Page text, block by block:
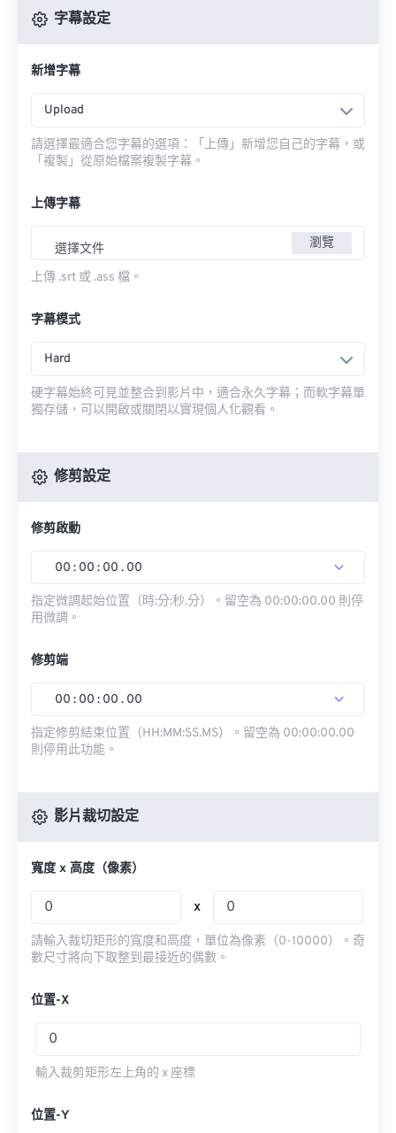
字幕設定
新增字幕
Upload
請選擇最適合您字幕的選項：「上傳」新增您自己的字幕，或
「複製」從原始檔案複製字幕。
上傳字幕
選擇文件 瀏覽
上傳 .srt 或 .ass 檔。
字幕模式
Hard
硬字幕始終可見並整合到影片中，適合永久字幕；而軟字幕單
獨存儲，可以開啟或關閉以實現個人化觀看。
修剪設定
修剪啟動
00 : 00 : 00 . 00
指定微調起始位置（時:分:秒.分）。留空為 00:00:00.00 則停
用微調。
修剪端
00 : 00 : 00 . 00
指定修剪結束位置（HH:MM:SS.MS）。留空為 00:00:00.00
則停用此功能。
影片裁切設定
寬度 x 高度（像素）
x
請輸入裁切矩形的寬度和高度，單位為像素（0-10000）。奇
數尺寸將向下取整到最接近的偶數。
位置-X
輸入裁剪矩形左上角的 x 座標
位置-Y